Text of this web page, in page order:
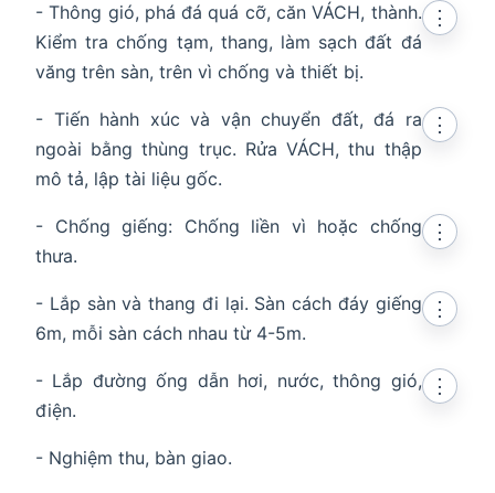
- Thông gió, phá đá quá cỡ, căn VÁCH, thành.
Kiểm tra chống tạm, thang, làm sạch đất đá
văng trên sàn, trên vì chống và thiết bị.
⋮
- Tiến hành xúc và vận chuyển đất, đá ra
ngoài bằng thùng trục. Rửa VÁCH, thu thập
mô tả, lập tài liệu gốc.
⋮
- Chống giếng: Chống liền vì hoặc chống
thưa.
⋮
- Lắp sàn và thang đi lại. Sàn cách đáy giếng
6m, mỗi sàn cách nhau từ 4-5m.
⋮
- Lắp đường ống dẫn hơi, nước, thông gió,
điện.
⋮
- Nghiệm thu, bàn giao.